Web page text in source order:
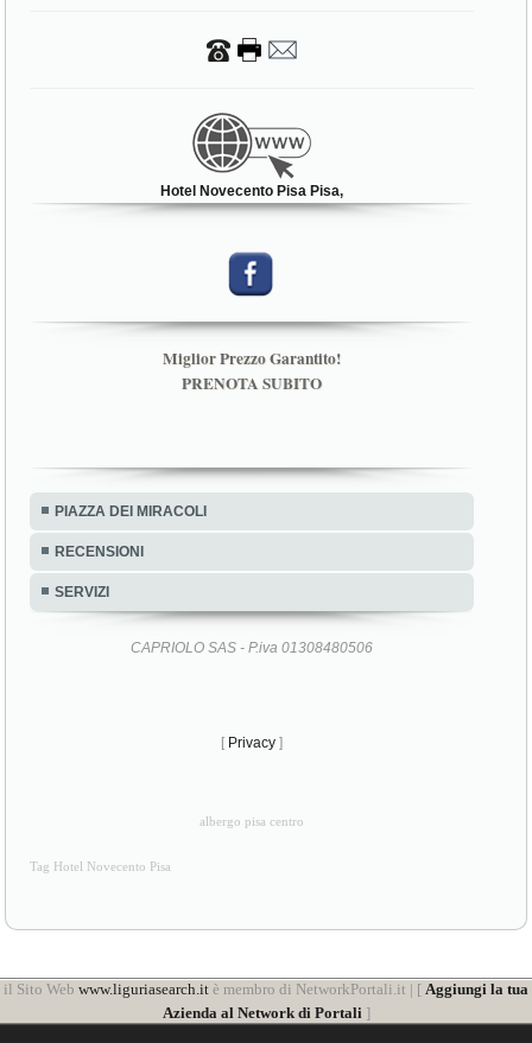
Hotel Novecento Pisa Pisa,
Miglior Prezzo Garantito!
PRENOTA SUBITO
PIAZZA DEI MIRACOLI
RECENSIONI
SERVIZI
CAPRIOLO SAS - P.iva 01308480506
[ Privacy ]
albergo pisa centro
Tag Hotel Novecento Pisa
il Sito Web www.liguriasearch.it è membro di NetworkPortali.it | [ Aggiungi la tua
Azienda al Network di Portali ]